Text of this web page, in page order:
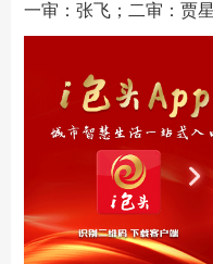
一审：张飞；二审：贾